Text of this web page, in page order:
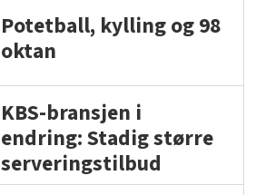
Potetball, kylling og 98
oktan
KBS-bransjen i
endring: Stadig større
serveringstilbud